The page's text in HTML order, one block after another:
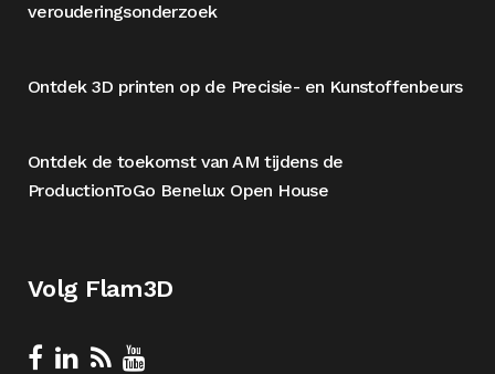
verouderingsonderzoek
Ontdek 3D printen op de Precisie- en Kunstoffenbeurs
Ontdek de toekomst van AM tijdens de
ProductionToGo Benelux Open House
Volg Flam3D